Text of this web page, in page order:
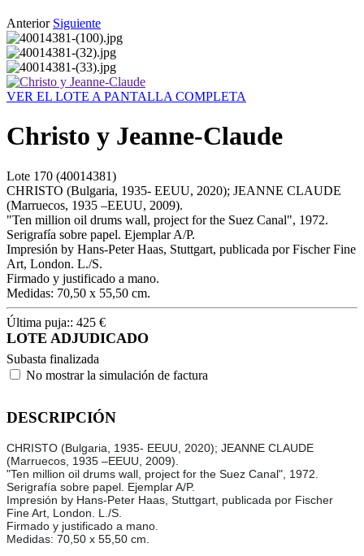
Anterior Siguiente
VER EL LOTE A PANTALLA COMPLETA
Christo y Jeanne-Claude
Lote 170 (40014381)
CHRISTO (Bulgaria, 1935- EEUU, 2020); JEANNE CLAUDE
(Marruecos, 1935 –EEUU, 2009).
"Ten million oil drums wall, project for the Suez Canal", 1972.
Serigrafía sobre papel. Ejemplar A/P.
Impresión by Hans-Peter Haas, Stuttgart, publicada por Fischer Fine
Art, London. L./S.
Firmado y justificado a mano.
Medidas: 70,50 x 55,50 cm.
Última puja:: 425 €
LOTE ADJUDICADO
Subasta finalizada
No mostrar la simulación de factura
DESCRIPCIÓN
CHRISTO (Bulgaria, 1935- EEUU, 2020); JEANNE CLAUDE
(Marruecos, 1935 –EEUU, 2009).
"Ten million oil drums wall, project for the Suez Canal", 1972.
Serigrafía sobre papel. Ejemplar A/P.
Impresión by Hans-Peter Haas, Stuttgart, publicada por Fischer
Fine Art, London. L./S.
Firmado y justificado a mano.
Medidas: 70,50 x 55,50 cm.